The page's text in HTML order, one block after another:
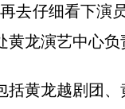
仔细看下演员
黄龙演艺中心负
龙越剧团、